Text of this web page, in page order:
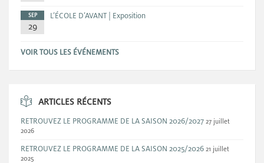
SEP
29
L’ÉCOLE D’AVANT | Exposition
VOIR TOUS LES ÉVÉNEMENTS
ARTICLES RÉCENTS
RETROUVEZ LE PROGRAMME DE LA SAISON 2026/2027 27 juillet
2026
RETROUVEZ LE PROGRAMME DE LA SAISON 2025/2026 21 juillet
2025